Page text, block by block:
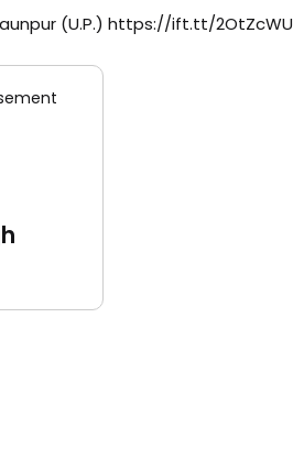
(U.P.) https://ift.tt/2OtZcWU